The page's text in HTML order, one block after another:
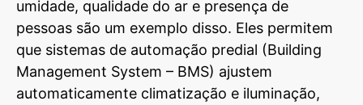
umidade, qualidade do ar e presença de
pessoas são um exemplo disso. Eles permitem
que sistemas de automação predial (Building
Management System – BMS) ajustem
automaticamente climatização e iluminação,